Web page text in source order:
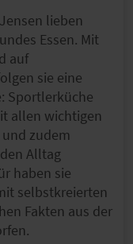
lieben
Essen. Mit
auf
sie eine
Sportlerküche
allen wichtigen
zudem
Alltag
haben sie
selbstkreierten
Fakten aus der